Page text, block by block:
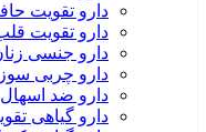
دارو تقویت
دارو تقویت
دارو جنسی
دارو چربی سوز
دارو ضد اسهال
دارو گیاهی